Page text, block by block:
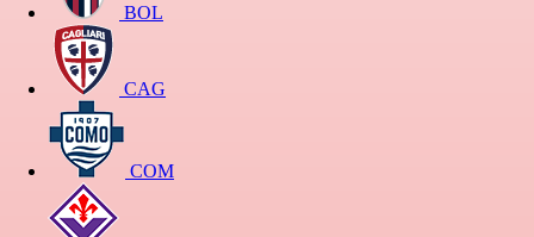
BOL
CAG
COM